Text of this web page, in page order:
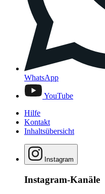
WhatsApp
YouTube
Hilfe
Kontakt
Inhaltsübersicht
Instagram
Instagram-Kanäle